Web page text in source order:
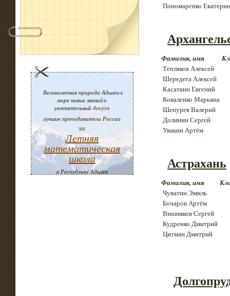
Великолепная природа Адыгеи+
море новых знаний+
увлекательный досуг+
лучшие преподаватели России
=
Летняя
математическая
школа
в Республике Адыгея
Пономаренко
Фамилия, имя
Тепляков Алексей
Шередега Алексей
Касаткин Евгений
Коваленко Марьяна
Шепурев Валерий
Долинин Сергей
Увакин Артём
Астрахань
Фамилия, имя
Чуватин Эмиль
Бочаров Артём
Вишняков Сергей
Кудренко Дмитрий
Цитман Дмитрий